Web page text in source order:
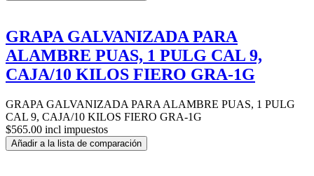
GRAPA GALVANIZADA PARA
ALAMBRE PUAS, 1 PULG CAL 9,
CAJA/10 KILOS FIERO GRA-1G
GRAPA GALVANIZADA PARA ALAMBRE PUAS, 1 PULG
CAL 9, CAJA/10 KILOS FIERO GRA-1G
$565.00 incl impuestos
Añadir a la lista de comparación